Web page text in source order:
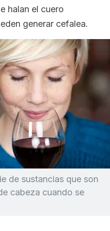
halan el cuero
generar cefalea.
de sustancias que son
cabeza cuando se